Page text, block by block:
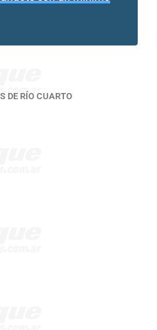
DE RÍO CUARTO